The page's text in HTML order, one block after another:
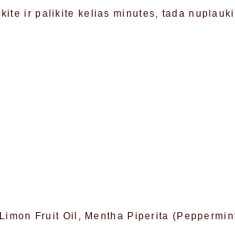
ir palikite kelias minutes, tada
Fruit Oil, Mentha Piperita